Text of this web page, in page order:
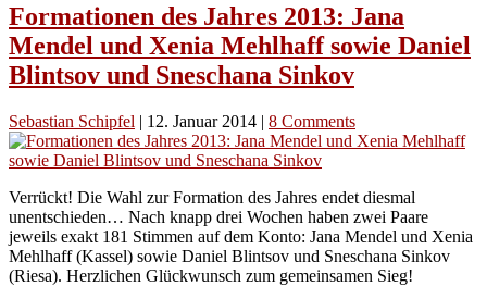
Formationen des Jahres 2013: Jana
Mendel und Xenia Mehlhaff sowie Daniel
Blintsov und Sneschana Sinkov
Sebastian Schipfel | 12. Januar 2014 | 8 Comments
Verrückt! Die Wahl zur Formation des Jahres endet diesmal
unentschieden… Nach knapp drei Wochen haben zwei Paare
jeweils exakt 181 Stimmen auf dem Konto: Jana Mendel und Xenia
Mehlhaff (Kassel) sowie Daniel Blintsov und Sneschana Sinkov
(Riesa). Herzlichen Glückwunsch zum gemeinsamen Sieg!